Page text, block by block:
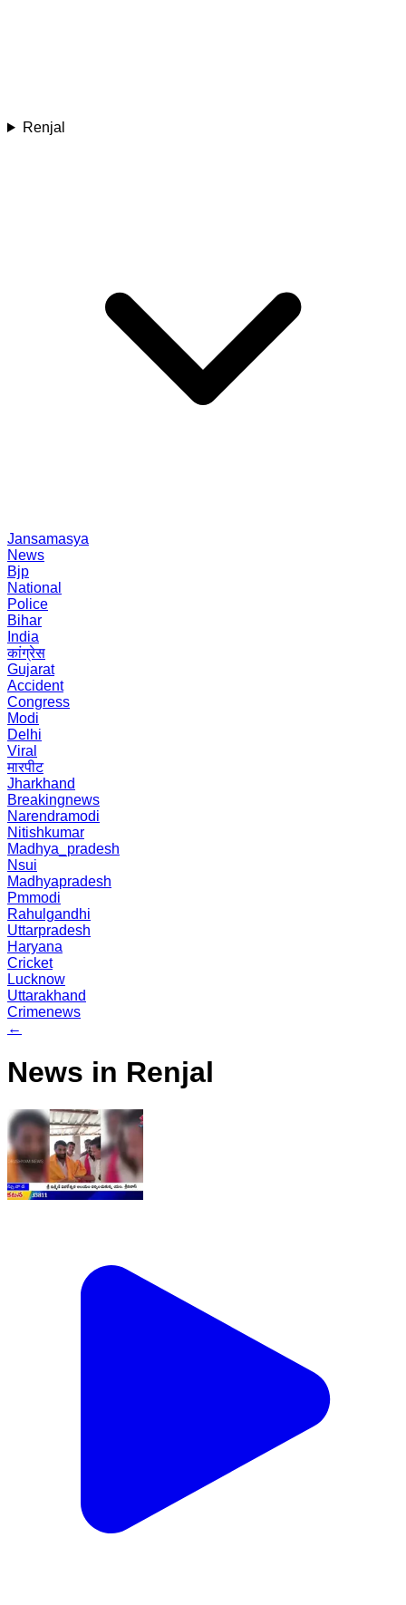
Renjal
Jansamasya
News
Bjp
National
Police
Bihar
India
कांग्रेस
Gujarat
Accident
Congress
Modi
Delhi
Viral
मारपीट
Jharkhand
Breakingnews
Narendramodi
Nitishkumar
Madhya_pradesh
Nsui
Madhyapradesh
Pmmodi
Rahulgandhi
Uttarpradesh
Haryana
Cricket
Lucknow
Uttarakhand
Crimenews
←
News in Renjal